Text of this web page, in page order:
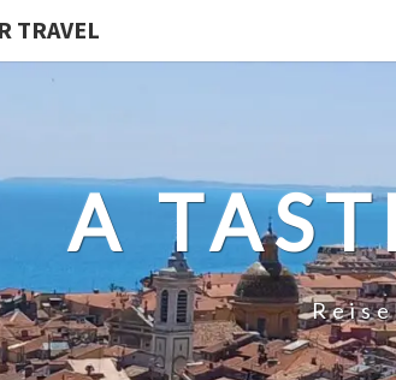
TRAVEL
A